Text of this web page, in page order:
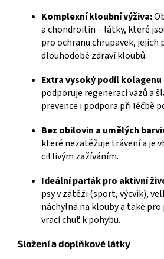
Komplexní kloubní výživa:
a chondroitin – látky, které
pro ochranu chrupavek, jejich
dlouhodobé zdraví kloubů.
Extra vysoký podíl kolagenu
podporuje regeneraci vazů a
prevence i podpora při léčbě
Bez obilovin a umělých
které nezatěžuje trávení a je
citlivým zažíváním.
Ideální parťák pro aktivní
psy v zátěži (sport, výcvik),
náchylná na klouby a také
vrací chuť k pohybu.
Složení a doplňkové látky